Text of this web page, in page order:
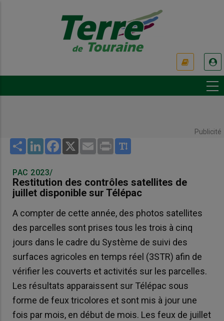
Publicité
Share LinkedInFacebook
X Email Print
PAC 2023/
Restitution des contrôles satellites de
juillet disponible sur Télépac
A compter de cette année, des photos satellites
des parcelles sont prises tous les trois à cinq
jours dans le cadre du Système de suivi des
surfaces agricoles en temps réel (3STR) afin de
vérifier les couverts et activités sur les parcelles.
Les résultats apparaissent sur Télépac sous
forme de feux tricolores et sont mis à jour une
fois par mois, en début de mois. Les feux de juillet